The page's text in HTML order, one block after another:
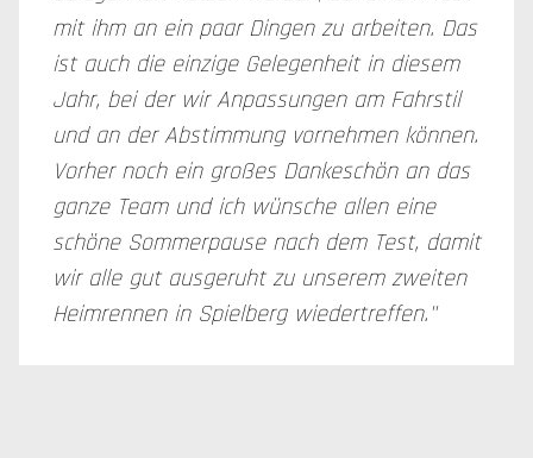
mit ihm an ein paar Dingen zu arbeiten. Das
ist auch die einzige Gelegenheit in diesem
Jahr, bei der wir Anpassungen am Fahrstil
und an der Abstimmung vornehmen können.
Vorher noch ein großes Dankeschön an das
ganze Team und ich wünsche allen eine
schöne Sommerpause nach dem Test, damit
wir alle gut ausgeruht zu unserem zweiten
Heimrennen in Spielberg wiedertreffen."